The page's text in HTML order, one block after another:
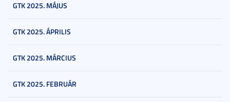
GTK 2025. MÁJUS
GTK 2025. ÁPRILIS
GTK 2025. MÁRCIUS
GTK 2025. FEBRUÁR